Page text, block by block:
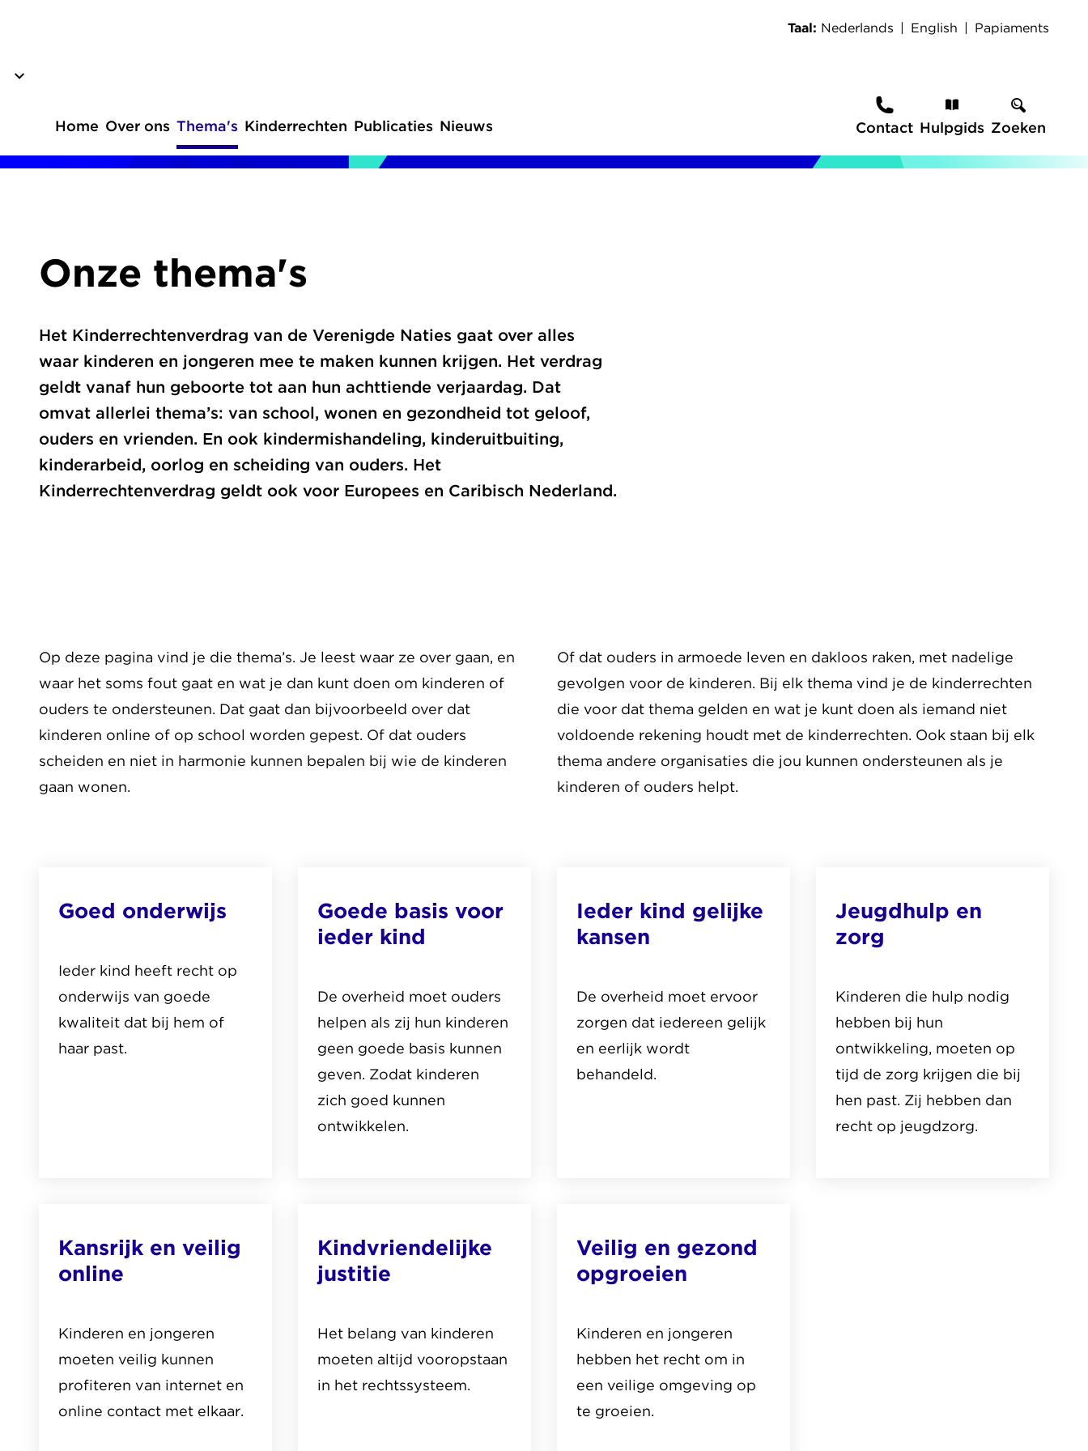
Hoofdnavigatie
Home Over ons Thema's Kinderrechten Publicaties Nieuws
Secundaire
navigatie
Contact Hulpgids Zoeken
Taal Nederlands English Papiaments
Onze thema's
Het Kinderrechtenverdrag van de Verenigde Naties gaat over alles
waar kinderen en jongeren mee te maken kunnen krijgen. Het verdrag
geldt vanaf hun geboorte tot aan hun achttiende verjaardag. Dat
omvat allerlei thema’s: van school, wonen en gezondheid tot geloof,
ouders en vrienden. En ook kindermishandeling, kinderuitbuiting,
kinderarbeid, oorlog en scheiding van ouders. Het
Kinderrechtenverdrag geldt ook voor Europees en Caribisch Nederland.
Op deze pagina vind je die thema’s. Je leest waar ze over gaan, en
waar het soms fout gaat en wat je dan kunt doen om kinderen of
ouders te ondersteunen. Dat gaat dan bijvoorbeeld over dat
kinderen online of op school worden gepest. Of dat ouders
scheiden en niet in harmonie kunnen bepalen bij wie de kinderen
gaan wonen.
Of dat ouders in armoede leven en dakloos raken, met nadelige
gevolgen voor de kinderen. Bij elk thema vind je de kinderrechten
die voor dat thema gelden en wat je kunt doen als iemand niet
voldoende rekening houdt met de kinderrechten. Ook staan bij elk
thema andere organisaties die jou kunnen ondersteunen als je
kinderen of ouders helpt.
Goed onderwijs
Ieder kind heeft recht op
onderwijs van goede
kwaliteit dat bij hem of
haar past.
over
Goed
Goede basis voor
ieder kind
De overheid moet ouders
helpen als zij hun kinderen
geen goede basis kunnen
geven. Zodat kinderen
zich goed kunnen
ontwikkelen.
over
Goede
voor
ieder
kind
Ieder kind gelijke
kansen
De overheid moet ervoor
zorgen dat iedereen gelijk
en eerlijk wordt
behandeld.
over
Ieder
gelijke
kansen
Jeugdhulp en
zorg
Kinderen die hulp nodig
hebben bij hun
ontwikkeling, moeten op
tijd de zorg krijgen die bij
hen past. Zij hebben dan
recht op jeugdzorg.
Kansrijk en veilig
online
Kinderen en jongeren
moeten veilig kunnen
profiteren van internet en
online contact met elkaar.
Kindvriendelijke
justitie
Het belang van kinderen
moeten altijd vooropstaan
in het rechtssysteem.
Veilig en gezond
opgroeien
Kinderen en jongeren
hebben het recht om in
een veilige omgeving op
te groeien.